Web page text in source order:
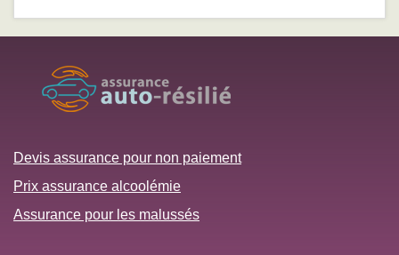
Devis assurance pour non paiement
Prix assurance alcoolémie
Assurance pour les malussés